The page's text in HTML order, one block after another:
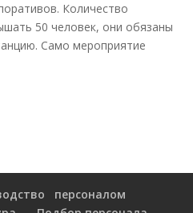
Количество
50 человек, они обязаны
Само мероприятие
персоналом